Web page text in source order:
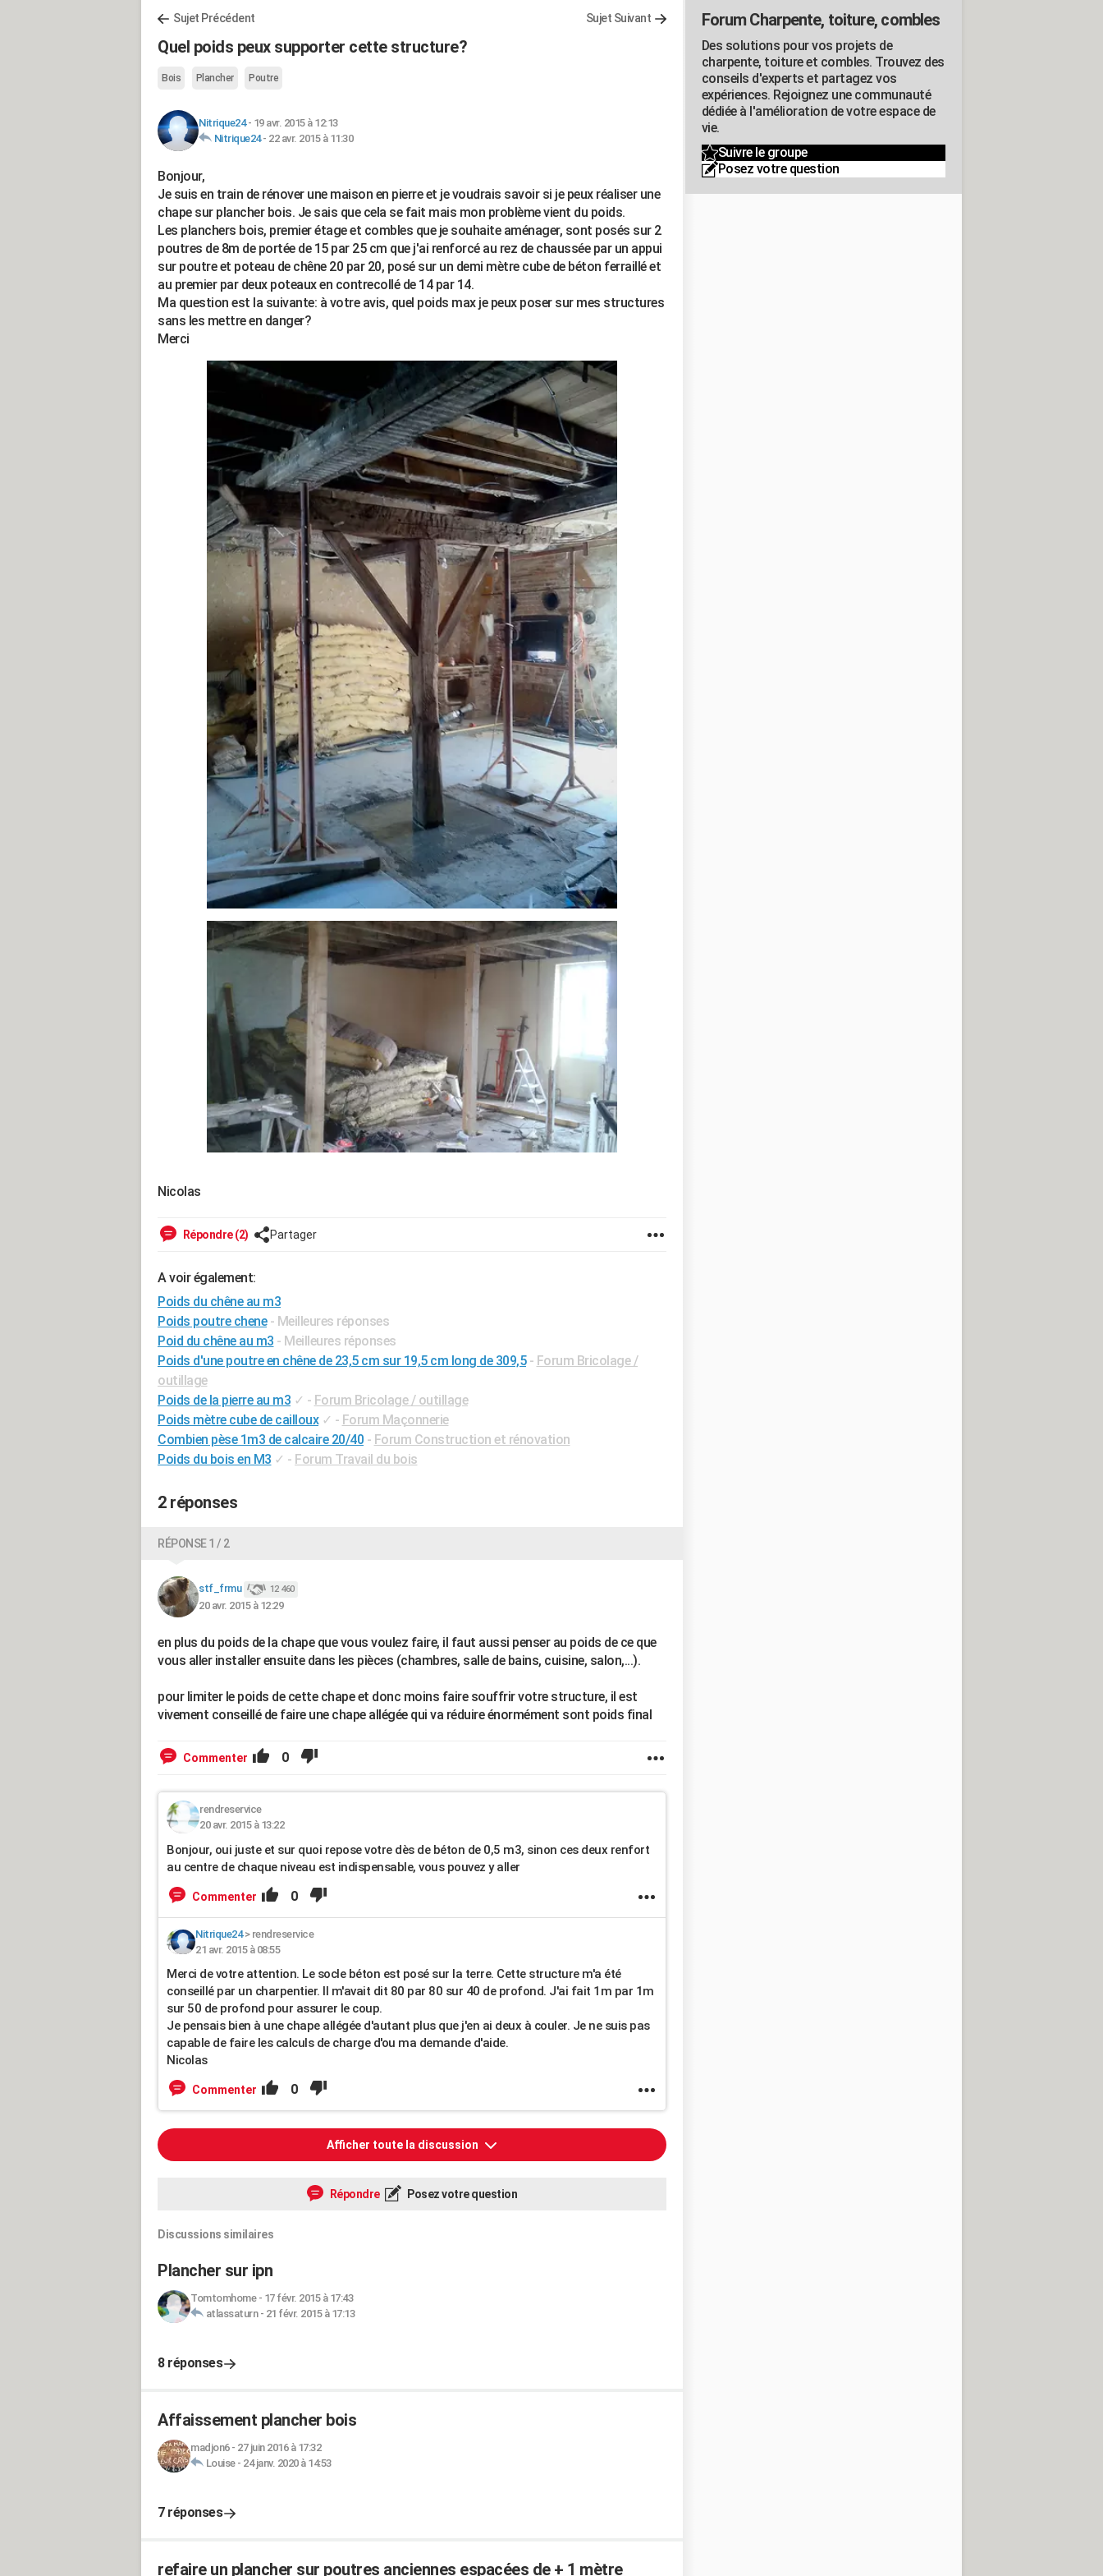
Sujet Précédent Sujet Suivant
Quel poids peux supporter cette structure?
Bois Plancher Poutre
Nitrique24- 19 avr. 2015 à 12:13
Nitrique24- 22 avr. 2015 à 11:30
Bonjour,
Je suis en train de rénover une maison en pierre et je voudrais savoir si je peux réaliser une
chape sur plancher bois. Je sais que cela se fait mais mon problème vient du poids.
Les planchers bois, premier étage et combles que je souhaite aménager, sont posés sur 2
poutres de 8m de portée de 15 par 25 cm que j'ai renforcé au rez de chaussée par un appui
sur poutre et poteau de chêne 20 par 20, posé sur un demi mètre cube de béton ferraillé et
au premier par deux poteaux en contrecollé de 14 par 14.
Ma question est la suivante: à votre avis, quel poids max je peux poser sur mes structures
sans les mettre en danger?
Merci
Nicolas
Répondre (2) Partager
A voir également:
Poids du chêne au m3
Poids poutre chene - Meilleures réponses
Poid du chêne au m3 - Meilleures réponses
Poids d'une poutre en chêne de 23,5 cm sur 19,5 cm long de 309,5 - Forum Bricolage /
outillage
Poids de la pierre au m3 ✓ - Forum Bricolage / outillage
Poids mètre cube de cailloux ✓ - Forum Maçonnerie
Combien pèse 1m3 de calcaire 20/40 - Forum Construction et rénovation
Poids du bois en M3 ✓ - Forum Travail du bois
2 réponses
RÉPONSE 1 / 2
stf_frmu 12 460
20 avr. 2015 à 12:29
en plus du poids de la chape que vous voulez faire, il faut aussi penser au poids de ce que
vous aller installer ensuite dans les pièces (chambres, salle de bains, cuisine, salon,...).
pour limiter le poids de cette chape et donc moins faire souffrir votre structure, il est
vivement conseillé de faire une chape allégée qui va réduire énormément sont poids final
Commenter 0
rendreservice
20 avr. 2015 à 13:22
Bonjour, oui juste et sur quoi repose votre dès de béton de 0,5 m3, sinon ces deux renfort
au centre de chaque niveau est indispensable, vous pouvez y aller
Commenter 0
Nitrique24> rendreservice
21 avr. 2015 à 08:55
Merci de votre attention. Le socle béton est posé sur la terre. Cette structure m'a été
conseillé par un charpentier. Il m'avait dit 80 par 80 sur 40 de profond. J'ai fait 1m par 1m
sur 50 de profond pour assurer le coup.
Je pensais bien à une chape allégée d'autant plus que j'en ai deux à couler. Je ne suis pas
capable de faire les calculs de charge d'ou ma demande d'aide.
Nicolas
Commenter 0
Afficher toute la discussion
Répondre Posez votre question
Discussions similaires
Plancher sur ipn
Tomtomhome- 17 févr. 2015 à 17:43
atlassaturn- 21 févr. 2015 à 17:13
8 réponses
Affaissement plancher bois
madjon6- 27 juin 2016 à 17:32
Louise- 24 janv. 2020 à 14:53
7 réponses
refaire un plancher sur poutres anciennes espacées de + 1 mètre
Forum Charpente, toiture, combles
Des solutions pour vos projets de
charpente, toiture et combles. Trouvez des
conseils d'experts et partagez vos
expériences. Rejoignez une communauté
dédiée à l'amélioration de votre espace de
vie.
Suivre le groupe
Posez votre question